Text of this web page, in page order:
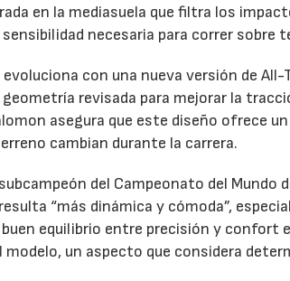
en la mediasuela que filtra los
necesaria para correr sobre
con una nueva versión de
revisada para mejorar la
asegura que este diseño ofrece
cambian durante la carrera.
del Campeonato del Mundo
“más dinámica y cómoda”,
equilibrio entre precisión y
modelo, un aspecto que considera